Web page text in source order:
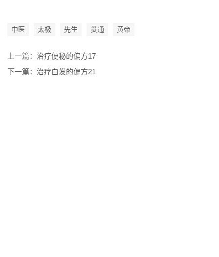
中医 太极 先生 贯通 黄帝
上一篇： 治疗便秘的偏方17
下一篇： 治疗白发的偏方21